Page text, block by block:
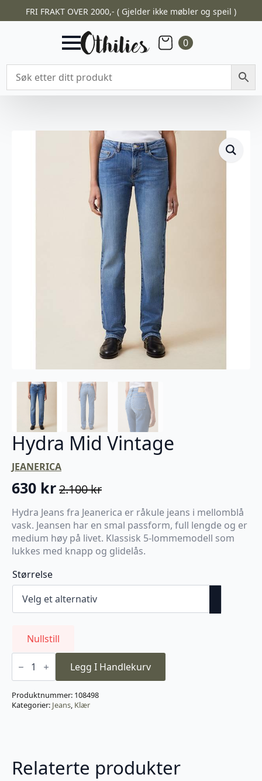
FRI FRAKT OVER 2000,- ( Gjelder ikke møbler og speil )
0
Hydra Mid Vintage
JEANERICA
2.100kr
Opprinnelig
pris
var:
2.100 kr.
630 kr
Nåværende
pris
er:
630 kr.
Hydra Jeans fra Jeanerica er råkule jeans i mellomblå
vask. Jeansen har en smal passform, full lengde og er
medium høy på livet. Klassisk 5-lommemodell som
lukkes med knapp og glidelås.
Størrelse
Nullstill
Hydra
Mid
antall
Legg I Handlekurv
Produktnummer: 108498
Kategorier: Jeans, Klær
Relaterte produkter